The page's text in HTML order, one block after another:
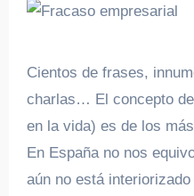
Cientos de frases,
charlas… El concepto
en la vida) es de los
En España no nos
aún no está interiorizado